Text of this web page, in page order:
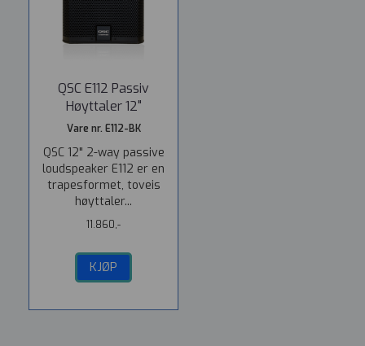
QSC E112 Passiv
Høyttaler 12"
Vare nr. E112-BK
QSC 12" 2-way passive
loudspeaker E112 er en
trapesformet, toveis
høyttaler...
11.860,-
KJØP